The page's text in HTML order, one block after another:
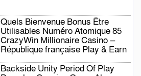
Quels Bienvenue Bonus Être
Utilisables Numéro Atomique 85
CrazyWin Millionaire Casino —
République française Play & Earn
Backside Unity Period Of Play